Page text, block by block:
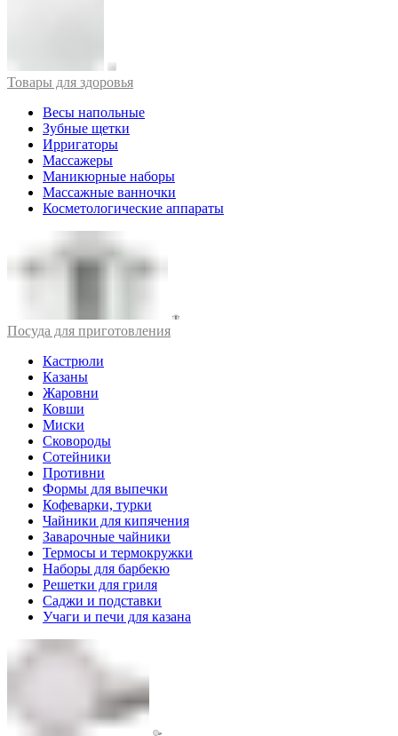
Товары для здоровья
Весы напольные
Зубные щетки
Ирригаторы
Массажеры
Маникюрные наборы
Массажные ванночки
Косметологические аппараты
Посуда для приготовления
Кастрюли
Казаны
Жаровни
Ковши
Миски
Сковороды
Сотейники
Противни
Формы для выпечки
Кофеварки, турки
Чайники для кипячения
Заварочные чайники
Термосы и термокружки
Наборы для барбекю
Решетки для гриля
Саджи и подставки
Учаги и печи для казана